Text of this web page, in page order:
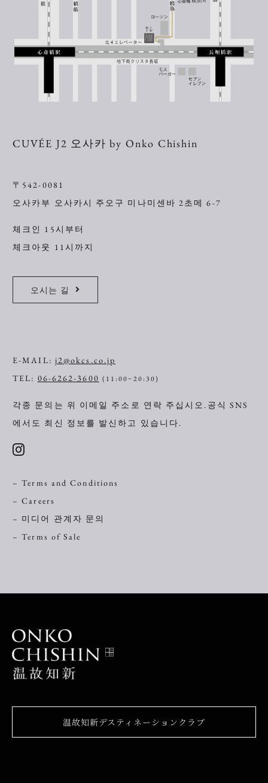
CUVÉE J2 오사카 by Onko Chishin
〒542-0081
오사카부 오사카시 주오구 미나미센바 2초메 6-7
체크인 15시부터
체크아웃 11시까지
오시는 길
E-MAIL: j2@okcs.co.jp
TEL: 06-6262-3600 (11:00~20:30)
각종 문의는 위 이메일 주소로 연락 주십시오. 공식 SNS
에서도 최신 정보를 발신하고 있습니다.
– Terms and Conditions
– Careers
– 미디어 관계자 문의
– Terms of Sale
温故知新デスティネーションクラブ